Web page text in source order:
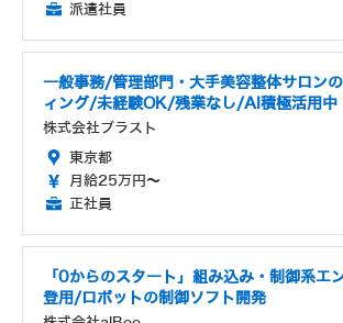
派遣社員
一般事務/管理部門・大手美容整体サロン
ィング/未経験OK/残業なし/AI積極活用中
株式会社ブラスト
東京都
月給25万円～
正社員
「0からのスタート」組み込み・制御系エ
登用/ロボットの制御ソフト開発